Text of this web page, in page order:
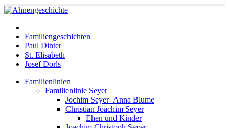
Familiengeschichten
Paul Dinter
St. Elisabeth
Josef Dorls
Familienlinien
Familienlinie Seyer
Jochim Seyer_Anna Blume
Christian Joachim Seyer
Ehen und Kinder